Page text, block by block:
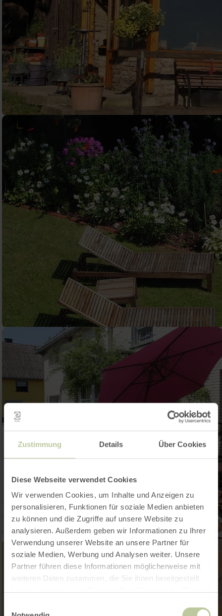
Zustimmung Details Über Cookies
Diese Webseite verwendet Cookies
Wir verwenden Cookies, um Inhalte und Anzeigen zu
personalisieren, Funktionen für soziale Medien anbieten
zu können und die Zugriffe auf unsere Website zu
analysieren. Außerdem geben wir Informationen zu Ihrer
Verwendung unserer Website an unsere Partner für
soziale Medien, Werbung und Analysen weiter. Unsere
Partner führen diese Informationen möglicherweise mit
weiteren Daten zusammen, die Sie ihnen bereitgestellt